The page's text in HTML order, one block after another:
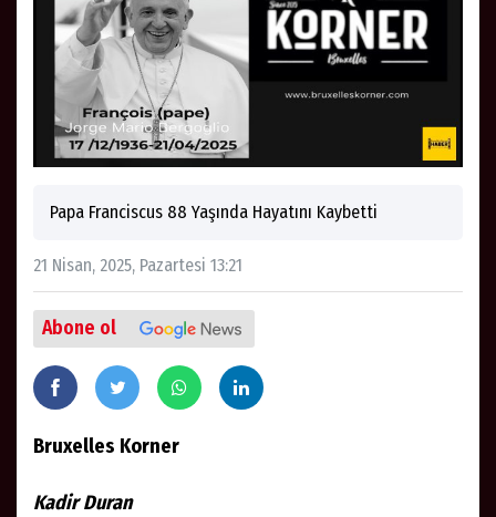
Papa Franciscus 88 Yaşında Hayatını Kaybetti
21 Nisan, 2025, Pazartesi 13:21
Abone ol
Bruxelles Korner
Kadir Duran